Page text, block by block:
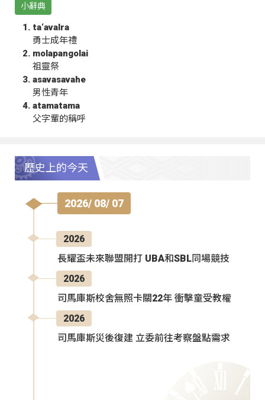
小辭典
ta‘avalra
勇士成年禮
molapangolai
祖靈祭
asavasavahe
男性青年
atamatama
父字輩的稱呼
歷史上的今天
2026/ 08/ 07
2026
長耀盃未來聯盟開打 UBA和SBL同場競技
2026
司馬庫斯校舍無照卡關22年 衝擊童受教權
2026
司馬庫斯災後復建 立委前往考察盤點需求